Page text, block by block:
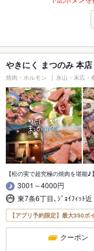
やきにく まつのみ 本店
焼肉・ホルモン 永山・末広・
【松の実で超究極の焼肉を堪能♪】
3001～4000円
東7条6丁目､ｼﾞｮｲﾌｨｯﾄ近
【アプリ予約限定】最大350ポ
クーポン